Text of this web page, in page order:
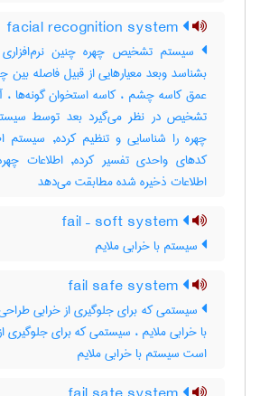
سیستم تشخیص چهره چنین نرم‌افزاری
بشناسد وبعد معیارهایی از قبیل فاصله بین
عمق کاسه چشم ، کاسه استخوان گونه‌ها ،
تشخیص در نظر می‌گیرد بعد توسط
چهره را شناسایی و تنظیم کرده, سیستم
کدهای واحدی تفسیر کرده, اطلاعات
اطلاعات ذخیره شده مطابقت می‌دهد
سیستم با خرابی ملایم
سیستمی که برای جلوگیری از خرابی
با خرابی ملایم ، سیستمی که برای
است سیستم با خرابی ملایم